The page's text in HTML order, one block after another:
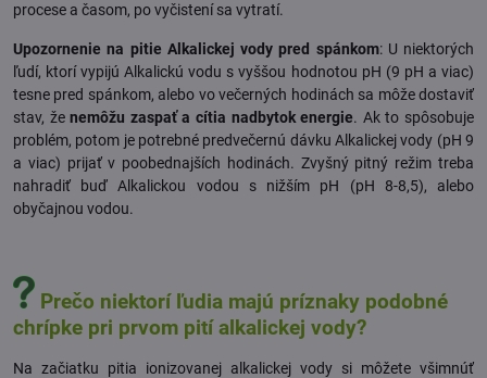
procese a časom, po vyčistení sa vytratí.
Upozornenie na pitie Alkalickej vody pred spánkom: U niektorých
ľudí, ktorí vypijú Alkalickú vodu s vyššou hodnotou pH (9 pH a viac)
tesne pred spánkom, alebo vo večerných hodinách sa môže dostaviť
stav, ženemôžu zaspať a cítia nadbytok energie. Ak to spôsobuje
problém, potom je potrebné predvečernú dávku Alkalickej vody (pH 9
a viac) prijať v poobednajších hodinách. Zvyšný pitný režim treba
nahradiť buď Alkalickou vodou s nižším pH (pH 8-8,5), alebo
obyčajnou vodou.
Prečo niektorí ľudia majú príznaky podobné
chrípke pri prvom pití alkalickej vody?
Na začiatku pitia ionizovanej alkalickej vody si môžete všimnúť